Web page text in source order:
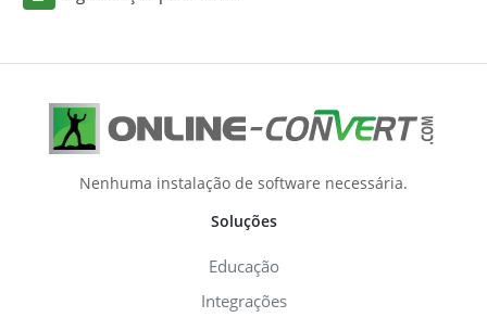
Nenhuma instalação de software necessária.
Soluções
Educação
Integrações